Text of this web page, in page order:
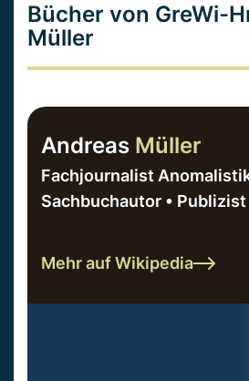
Bücher von GreWi-
Müller
Andreas Müller
Fachjournalist
Sachbuchautor • Publizist
Mehr auf Wikipedia